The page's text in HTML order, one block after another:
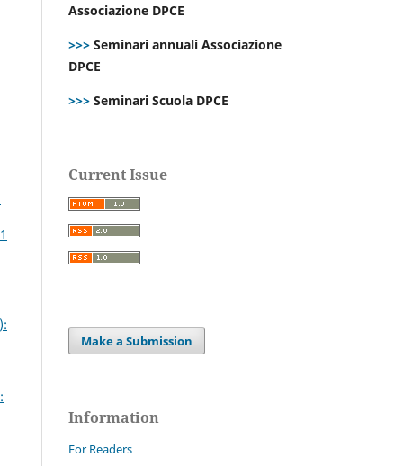
Associazione DPCE
>>> Seminari annuali Associazione
DPCE
>>> Seminari Scuola DPCE
Current Issue
Make a Submission
Information
For Readers